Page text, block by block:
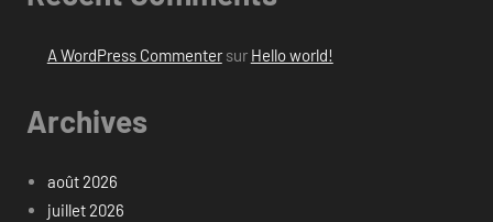
A WordPress Commentersur Hello world!
Archives
août 2026
juillet 2026